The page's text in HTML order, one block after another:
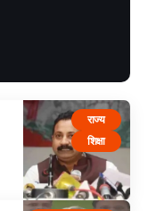
राज्य
शिक्षा